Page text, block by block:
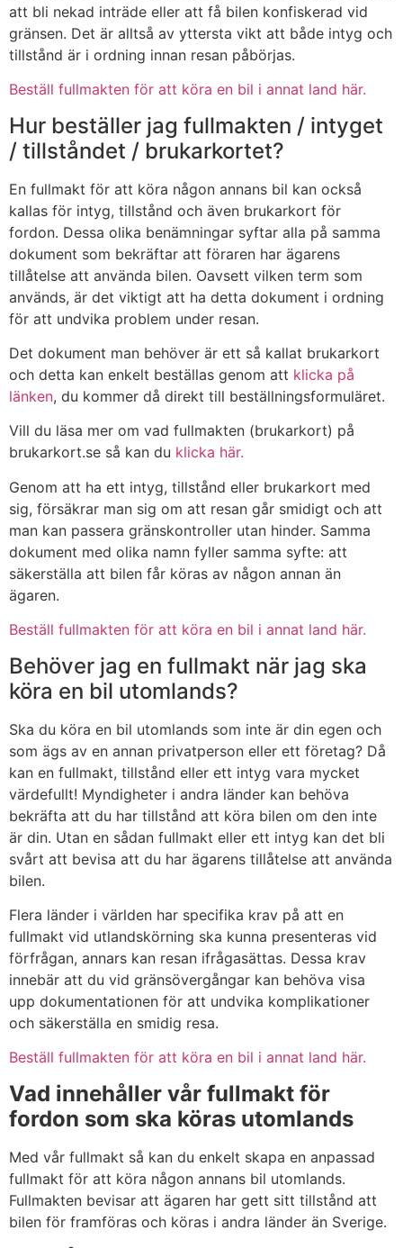
att bli nekad inträde eller att få bilen konfiskerad vid
gränsen. Det är alltså av yttersta vikt att både intyg och
tillstånd är i ordning innan resan påbörjas.
Beställ fullmakten för att köra en bil i annat land här.
Hur beställer jag fullmakten / intyget
/ tillståndet / brukarkortet?
En fullmakt för att köra någon annans bil kan också
kallas för intyg, tillstånd och även brukarkort för
fordon. Dessa olika benämningar syftar alla på samma
dokument som bekräftar att föraren har ägarens
tillåtelse att använda bilen. Oavsett vilken term som
används, är det viktigt att ha detta dokument i ordning
för att undvika problem under resan.
Det dokument man behöver är ett så kallat brukarkort
och detta kan enkelt beställas genom att klicka på
länken, du kommer då direkt till beställningsformuläret.
Vill du läsa mer om vad fullmakten (brukarkort) på
brukarkort.se så kan du klicka här.
Genom att ha ett intyg, tillstånd eller brukarkort med
sig, försäkrar man sig om att resan går smidigt och att
man kan passera gränskontroller utan hinder. Samma
dokument med olika namn fyller samma syfte: att
säkerställa att bilen får köras av någon annan än
ägaren.
Beställ fullmakten för att köra en bil i annat land här.
Behöver jag en fullmakt när jag ska
köra en bil utomlands?
Ska du köra en bil utomlands som inte är din egen och
som ägs av en annan privatperson eller ett företag? Då
kan en fullmakt, tillstånd eller ett intyg vara mycket
värdefullt! Myndigheter i andra länder kan behöva
bekräfta att du har tillstånd att köra bilen om den inte
är din. Utan en sådan fullmakt eller ett intyg kan det bli
svårt att bevisa att du har ägarens tillåtelse att använda
bilen.
Flera länder i världen har specifika krav på att en
fullmakt vid utlandskörning ska kunna presenteras vid
förfrågan, annars kan resan ifrågasättas. Dessa krav
innebär att du vid gränsövergångar kan behöva visa
upp dokumentationen för att undvika komplikationer
och säkerställa en smidig resa.
Beställ fullmakten för att köra en bil i annat land här.
Vad innehåller vår fullmakt för
fordon som ska köras utomlands
Med vår fullmakt så kan du enkelt skapa en anpassad
fullmakt för att köra någon annans bil utomlands.
Fullmakten bevisar att ägaren har gett sitt tillstånd att
bilen för framföras och köras i andra länder än Sverige.